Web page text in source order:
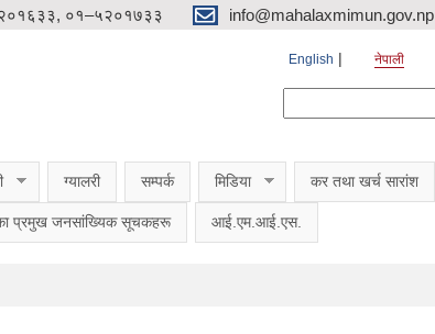
०१–५२०१७३३ info@mahalaxmimun.gov.np
English नेपाली
ग्यालरी सम्पर्क मिडिया कर तथा खर्च सारांश
प्रमुख जनसांख्यिक सूचकहरू आई.एम.आई.एस.